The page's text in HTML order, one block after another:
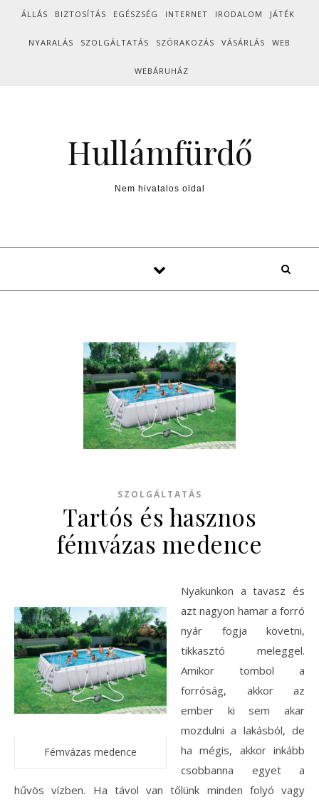
Skip to content
ÁLLÁS BIZTOSÍTÁS EGÉSZSÉG INTERNET IRODALOM JÁTÉK
NYARALÁS SZOLGÁLTATÁS SZÓRAKOZÁS VÁSÁRLÁS WEB
WEBÁRUHÁZ
Hullámfürdő
Nem hivatalos oldal
SZOLGÁLTATÁS
Tartós és hasznos
fémvázas medence
Fémvázas medence
Nyakunkon a tavasz és
azt nagyon hamar a forró
nyár fogja követni,
tikkasztó meleggel.
Amikor tombol a
forróság, akkor az
ember ki sem akar
mozdulni a lakásból, de
ha mégis, akkor inkább
csobbanna egyet a
hűvös vízben. Ha távol van tőlünk minden folyó vagy